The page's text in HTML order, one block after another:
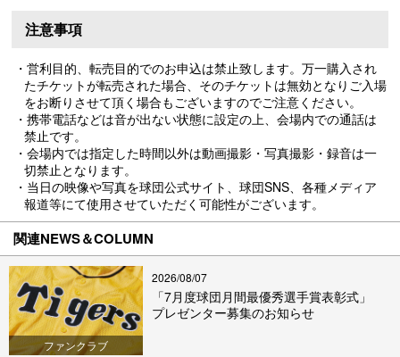
注意事項
・営利目的、転売目的でのお申込は禁止致します。万一購入され
たチケットが転売された場合、そのチケットは無効となりご入場
をお断りさせて頂く場合もございますのでご注意ください。
・携帯電話などは音が出ない状態に設定の上、会場内での通話は
禁止です。
・会場内では指定した時間以外は動画撮影・写真撮影・録音は一
切禁止となります。
・当日の映像や写真を球団公式サイト、球団SNS、各種メディア
報道等にて使用させていただく可能性がございます。
関連NEWS＆COLUMN
ファンクラブ
2026/08/07
「7月度球団月間最優秀選手賞表彰式」
プレゼンター募集のお知らせ